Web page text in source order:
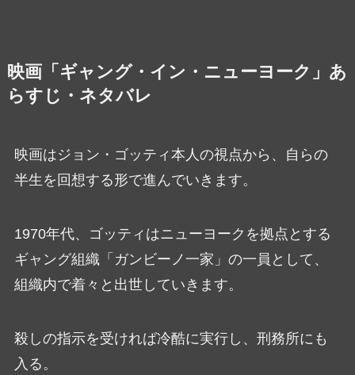
映画「ギャング・イン・ニューヨーク」あ
らすじ・ネタバレ
映画はジョン・ゴッティ本人の視点から、自らの
半生を回想する形で進んでいきます。
1970年代、ゴッティはニューヨークを拠点とする
ギャング組織「ガンビーノ一家」の一員として、
組織内で着々と出世していきます。
殺しの指示を受ければ冷酷に実行し、刑務所にも
入る。